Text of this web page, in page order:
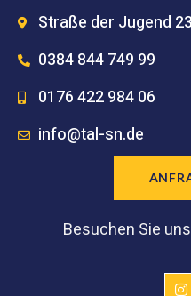
Straße der Jugend
0384 844 749 99
0176 422 984 06
info@tal-sn.de
Besuchen Sie